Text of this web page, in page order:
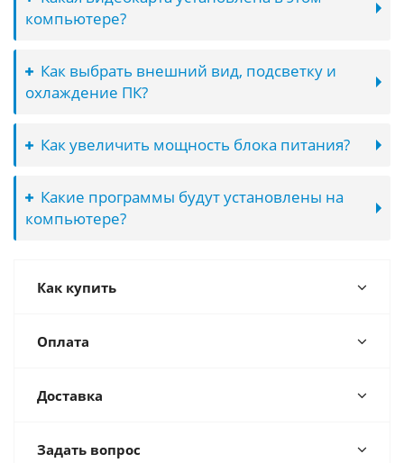
компьютере?
Как выбрать внешний вид, подсветку и
охлаждение ПК?
Как увеличить мощность блока питания?
Какие программы будут установлены на
компьютере?
Как купить
Оплата
Доставка
Задать вопрос